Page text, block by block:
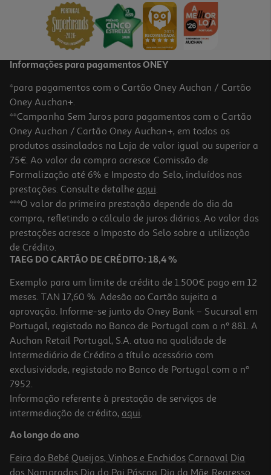
17,95 €
Perfume Iap Pharma Homem Nº73 150 Ml
102.67 €/Lt
15,40 €
Perfume Iap Pharma Senhora Nº89 150 Ml
102.67 €/Lt
15,40 €
Informações para pagamentos ONEY
*para pagamentos com o Cartão Oney Auchan / Cartão
Oney Auchan+.
**Campanha Sem Juros para pagamentos com o Cartão
Oney Auchan / Cartão Oney Auchan+, em todos os
produtos assinalados na Loja de valor igual ou superior a
75€. Ao valor da compra acresce Comissão de
Formalização até 6% e Imposto do Selo, incluídos nas
prestações. Consulte detalhe aqui.
***O valor da primeira prestação depende do dia da
compra, refletindo o cálculo de juros diários. Ao valor das
prestações acresce o Imposto do Selo sobre a utilização
de Crédito.
TAEG DO CARTÃO DE CRÉDITO: 18,4 %
Exemplo para um limite de crédito de 1.500€ pago em 12
meses. TAN 17,60 %. Adesão ao Cartão sujeita a
aprovação. Informe-se junto do Oney Bank – Sucursal em
Portugal, registado no Banco de Portugal com o nº 881. A
Auchan Retail Portugal, S.A. atua na qualidade de
Intermediário de Crédito a título acessório com
exclusividade, registado no Banco de Portugal com o nº
7952.
Informação referente à prestação de serviços de
intermediação de crédito, aqui.
Ao longo do ano
Feira do Bebé Queijos, Vinhos e Enchidos Carnaval Dia
dos Namorados Dia do Pai Páscoa Dia da Mãe Regresso